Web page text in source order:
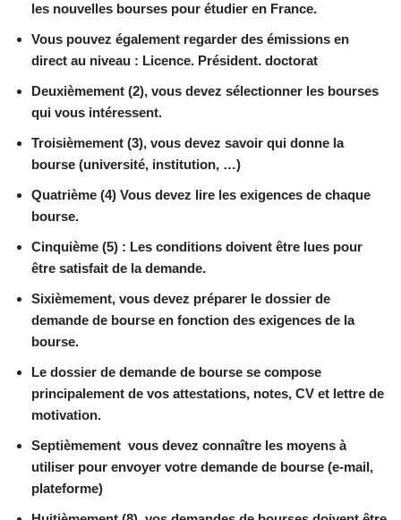
les nouvelles bourses pour étudier en France.
Vous pouvez également regarder des émissions en
direct au niveau : Licence. Président. doctorat
Deuxièmement (2), vous devez sélectionner les bourses
qui vous intéressent.
Troisièmement (3), vous devez savoir qui donne la
bourse (université, institution, …)
Quatrième (4) Vous devez lire les exigences de chaque
bourse.
Cinquième (5) : Les conditions doivent être lues pour
être satisfait de la demande.
Sixièmement, vous devez préparer le dossier de
demande de bourse en fonction des exigences de la
bourse.
Le dossier de demande de bourse se compose
principalement de vos attestations, notes, CV et lettre de
motivation.
Septièmement vous devez connaître les moyens à
utiliser pour envoyer votre demande de bourse (e-mail,
plateforme)